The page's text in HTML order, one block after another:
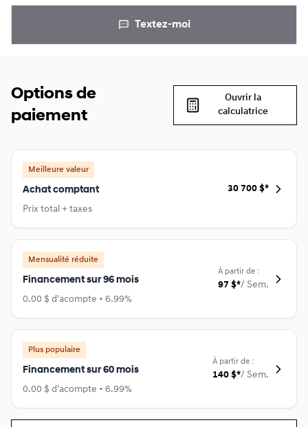
Textez-moi
Options de
paiement
Ouvrir la
calculatrice
Meilleure valeur
Achat comptant
Prix total + taxes
30 700 $*
Mensualité réduite
Financement sur 96 mois
0.00 $ d'acompte • 6.99%
À partir de :
97 $*/ Sem.
Plus populaire
Financement sur 60 mois
0.00 $ d'acompte • 6.99%
À partir de :
140 $*/ Sem.